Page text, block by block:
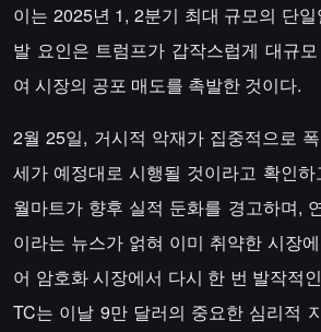
이는 2025년 1, 2분기 최대 규모의 단
발 요인은 트럼프가 갑작스럽게 대규
여 시장의 공포 매도를 촉발한 것이다.
2월 25일, 거시적 악재가 집중적으로
세가 예정대로 시행될 것이라고 확인
월마트가 향후 실적 둔화를 경고하며,
이라는 뉴스가 얽혀 이미 취약한 시장
어 암호화 시장에서 다시 한 번 발작적
TC는 이날 9만 달러의 중요한 심리적